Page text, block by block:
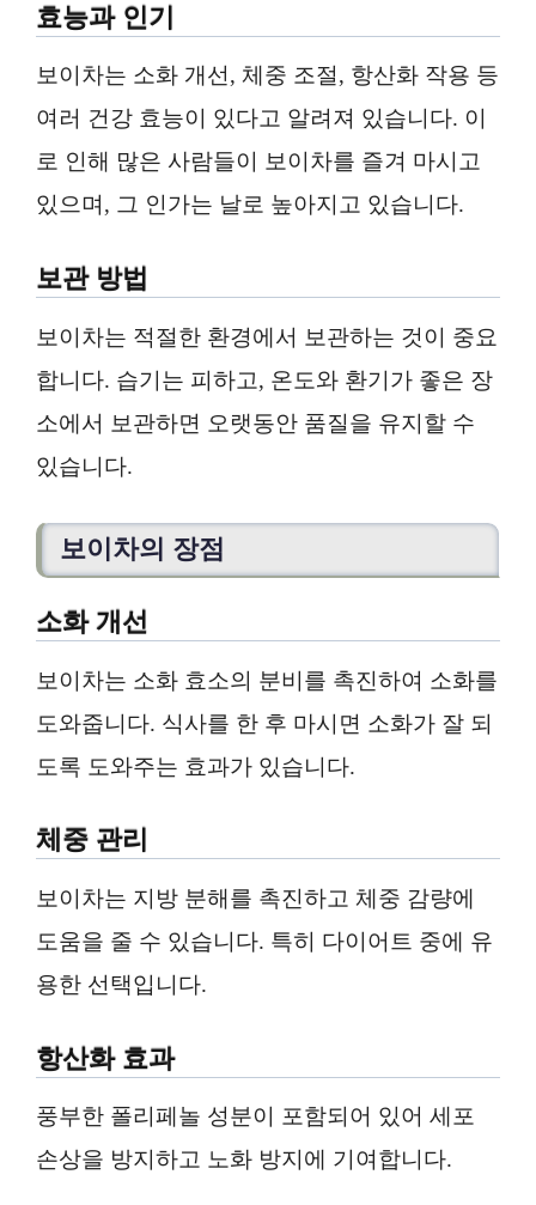
효능과 인기
보이차는 소화 개선, 체중 조절, 항산화 작용 등
여러 건강 효능이 있다고 알려져 있습니다. 이
로 인해 많은 사람들이 보이차를 즐겨 마시고
있으며, 그 인가는 날로 높아지고 있습니다.
보관 방법
보이차는 적절한 환경에서 보관하는 것이 중요
합니다. 습기는 피하고, 온도와 환기가 좋은 장
소에서 보관하면 오랫동안 품질을 유지할 수
있습니다.
보이차의 장점
소화 개선
보이차는 소화 효소의 분비를 촉진하여 소화를
도와줍니다. 식사를 한 후 마시면 소화가 잘 되
도록 도와주는 효과가 있습니다.
체중 관리
보이차는 지방 분해를 촉진하고 체중 감량에
도움을 줄 수 있습니다. 특히 다이어트 중에 유
용한 선택입니다.
항산화 효과
풍부한 폴리페놀 성분이 포함되어 있어 세포
손상을 방지하고 노화 방지에 기여합니다.